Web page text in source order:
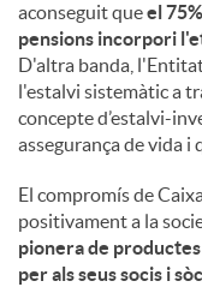
aconseguit queel
pensions incorpori
D'altra banda,
l'estalvi sistemàtic a
concepte d’estalvi-
assegurança de vida i
El compromís de
positivament a la
pionera de
per als seus socis i